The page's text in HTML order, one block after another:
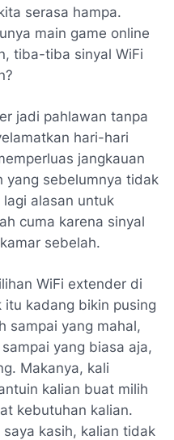
serasa hampa.
main game online
tiba-tiba sinyal WiFi
jadi pahlawan tanpa
hari-hari
jangkauan
yang sebelumnya tidak
alasan untuk
cuma karena sinyal
sebelah.
WiFi extender di
itu kadang bikin pusing
sampai yang mahal,
yang biasa aja,
Makanya, kali
kalian buat milih
kebutuhan kalian.
kasih, kalian tidak